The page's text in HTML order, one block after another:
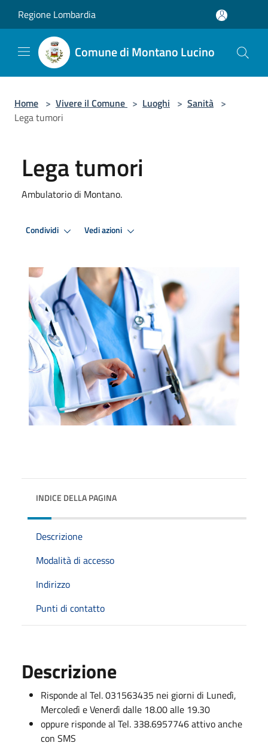
Regione Lombardia
Comune di Montano Lucino
Home > Vivere il Comune > Luoghi > Sanità >
Lega tumori
Lega tumori
Ambulatorio di Montano.
Condividi Vedi azioni
INDICE DELLA PAGINA
Descrizione
Modalità di accesso
Indirizzo
Punti di contatto
Descrizione
Risponde al Tel. 031563435 nei giorni di Lunedì,
Mercoledì e Venerdì dalle 18.00 alle 19.30
oppure risponde al Tel. 338.6957746 attivo anche
con SMS